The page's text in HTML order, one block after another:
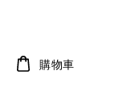
購物車